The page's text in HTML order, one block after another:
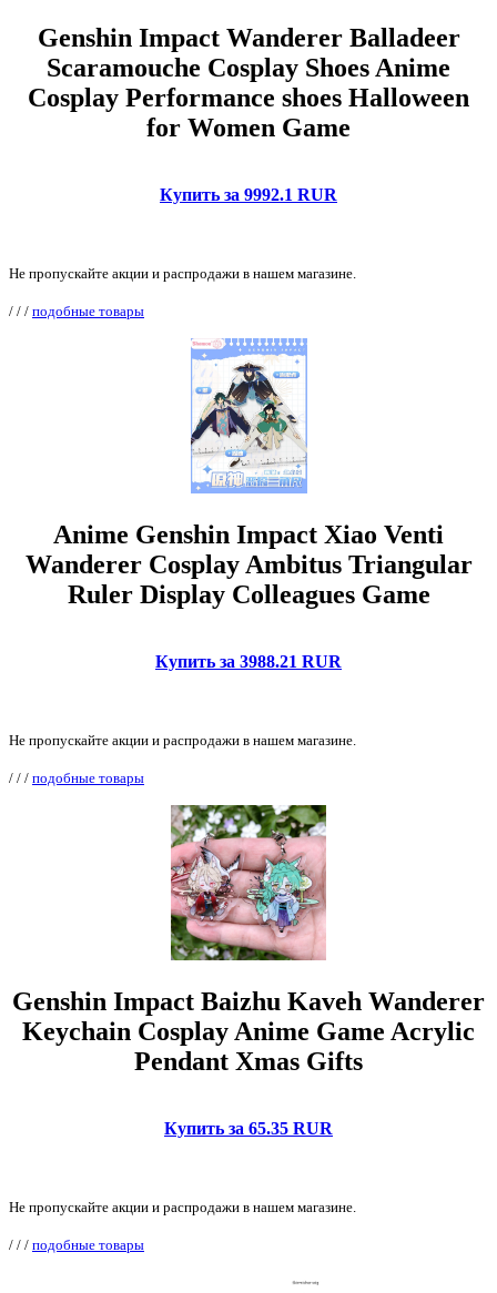
Genshin Impact Wanderer Balladeer
Scaramouche Cosplay Shoes Anime
Cosplay Performance shoes Halloween
for Women Game
Купить за 9992.1 RUR
Не пропускайте акции и распродажи в нашем магазине.
/ / / подобные товары
Anime Genshin Impact Xiao Venti
Wanderer Cosplay Ambitus Triangular
Ruler Display Colleagues Game
Купить за 3988.21 RUR
Не пропускайте акции и распродажи в нашем магазине.
/ / / подобные товары
Genshin Impact Baizhu Kaveh Wanderer
Keychain Cosplay Anime Game Acrylic
Pendant Xmas Gifts
Купить за 65.35 RUR
Не пропускайте акции и распродажи в нашем магазине.
/ / / подобные товары